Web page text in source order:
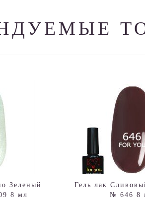
Зеленый
8 мл
Гель лак
№ 646 8